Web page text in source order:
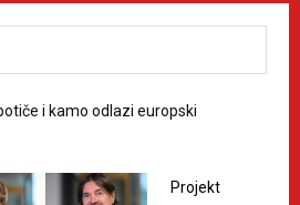
i kamo odlazi europski
Projekt